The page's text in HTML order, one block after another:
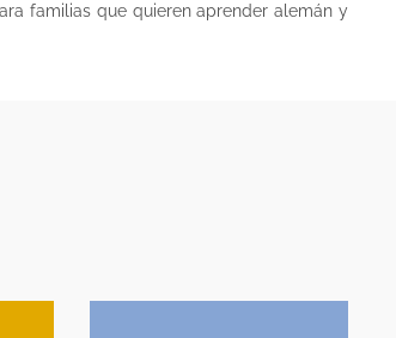
familias que quieren aprender alemán y